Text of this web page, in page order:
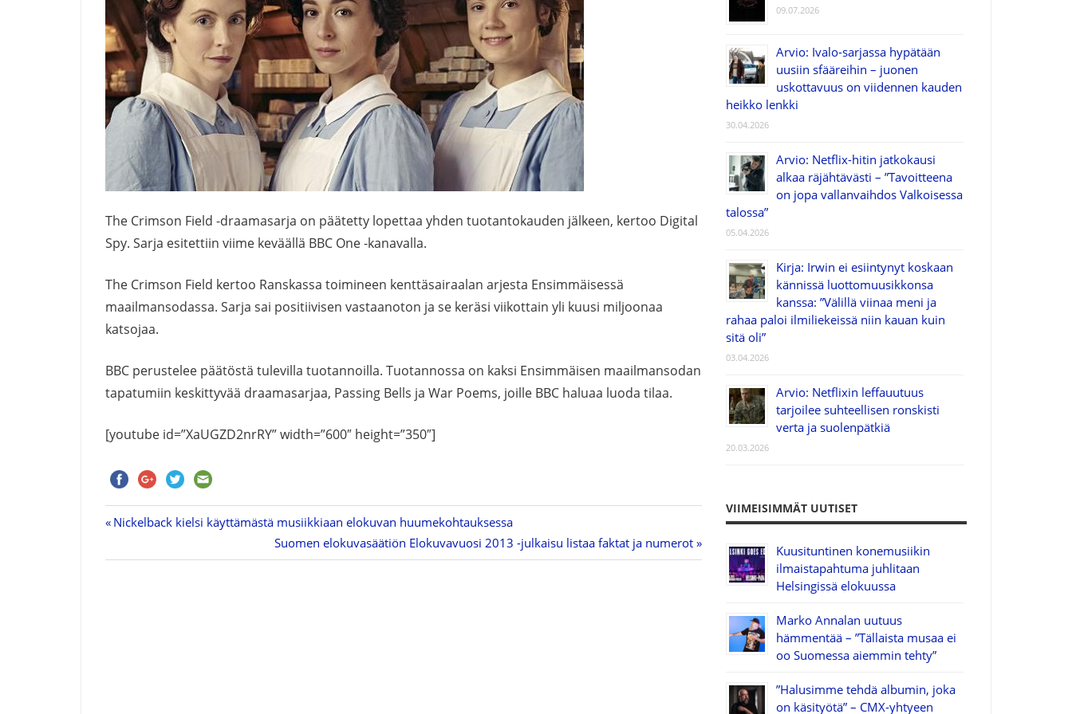
The Crimson Field -draamasarja on päätetty lopettaa yhden tuotantokauden jälkeen, kertoo Digital
Spy. Sarja esitettiin viime keväällä BBC One -kanavalla.
The Crimson Field kertoo Ranskassa toimineen kenttäsairaalan arjesta Ensimmäisessä
maailmansodassa. Sarja sai positiivisen vastaanoton ja se keräsi viikottain yli kuusi miljoonaa
katsojaa.
BBC perustelee päätöstä tulevilla tuotannoilla. Tuotannossa on kaksi Ensimmäisen maailmansodan
tapatumiin keskittyvää draamasarjaa, Passing Bells ja War Poems, joille BBC haluaa luoda tilaa.
[youtube id=”XaUGZD2nrRY” width=”600″ height=”350″]
Previous
Nickelback kielsi käyttämästä musiikkiaan elokuvan huumekohtauksessa
Next
Post:
Suomen elokuvasäätiön Elokuvavuosi 2013 -julkaisu listaa faktat ja numerot
09.07.2026
Arvio: Ivalo-sarjassa hypätään
uusiin sfääreihin – juonen
uskottavuus on viidennen kauden
heikko lenkki
30.04.2026
Arvio: Netflix-hitin jatkokausi
alkaa räjähtävästi – ”Tavoitteena
on jopa vallanvaihdos Valkoisessa
talossa”
05.04.2026
Kirja: Irwin ei esiintynyt koskaan
kännissä luottomuusikkonsa
kanssa: ”Välillä viinaa meni ja
rahaa paloi ilmiliekeissä niin kauan kuin
sitä oli”
03.04.2026
Arvio: Netflixin leffauutuus
tarjoilee suhteellisen ronskisti
verta ja suolenpätkiä
20.03.2026
VIIMEISIMMÄT UUTISET
Kuusituntinen konemusiikin
ilmaistapahtuma juhlitaan
Helsingissä elokuussa
Marko Annalan uutuus
hämmentää – ”Tällaista musaa ei
oo Suomessa aiemmin tehty”
”Halusimme tehdä albumin, joka
on käsityötä” – CMX-yhtyeen